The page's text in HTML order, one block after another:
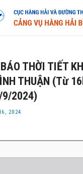
THỜI TIẾT
THUẬN (Từ
9/2024)
2024